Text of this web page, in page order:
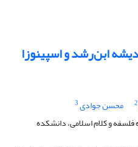
ابن‌رشد و اسپینوزا
2 محسن جوادی3
و کلام اسلامی، دانشکده